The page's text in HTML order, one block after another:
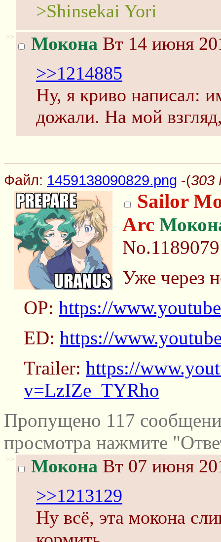
>Shinsekai Yori
>> Мокона Вт 14 июня
>>1214885
Ну, я криво написал:
дожали. На мой
Файл: 1459138090829.png -(303
Sailor
Arc
No.1189079
Уже через
OP: https://
ED: https://
Trailer: https://
v=LzIZe_TYRho
Пропущено 117
просмотра нажмите
>> Мокона Вт 07 июня
>>1213129
Ну всё, эта мокона